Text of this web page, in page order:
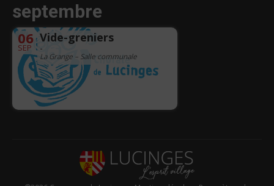
septembre
06
SEP
Vide-greniers
-
La Grange – Salle communale